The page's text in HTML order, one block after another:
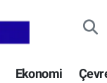
Ekonomi